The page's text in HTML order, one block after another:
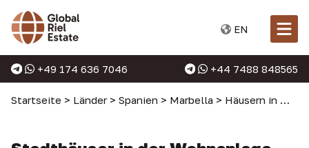
EN
+49 174 636 7046 +44 7488 848565
Startseite > Länder > Spanien > Marbella > Häusern in Marbella